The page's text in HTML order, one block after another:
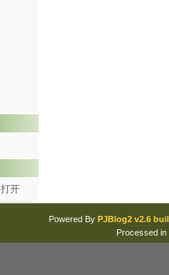
打开
Powered By PJBlog2 v2.6
Processed in